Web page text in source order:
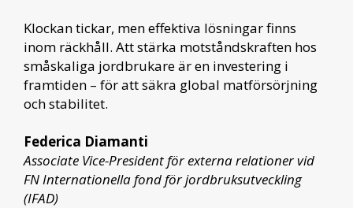
Klockan tickar, men effektiva lösningar finns
inom räckhåll. Att stärka motståndskraften hos
småskaliga jordbrukare är en investering i
framtiden – för att säkra global matförsörjning
och stabilitet.
Federica Diamanti
Associate Vice-President för externa relationer vid
FN Internationella fond för jordbruksutveckling
(IFAD)